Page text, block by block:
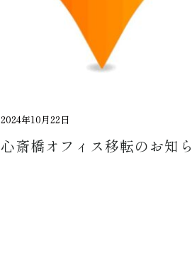
2024年10月22日
心斎橋オフィス移転のお知